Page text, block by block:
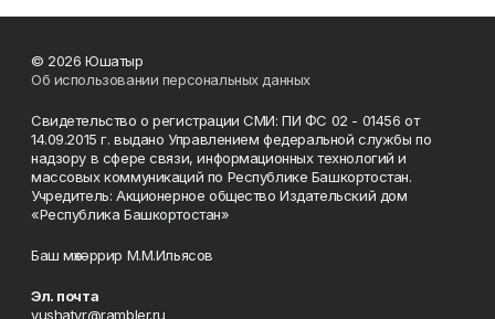
© 2026 Юшатыр
Об использовании персональных данных
Свидетельство о регистрации СМИ: ПИ ФС 02 - 01456 от
14.09.2015 г. выдано Управлением федеральной службы по
надзору в сфере связи, информационных технологий и
массовых коммуникаций по Республике Башкортостан.
Учредитель: Акционерное общество Издательский дом
«Республика Башкортостан»
Баш мөхәррир М.М.Ильясов
Эл. почта
yushatyr@rambler.ru